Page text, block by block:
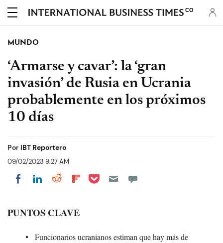
CO
MUNDO
‘Armarse y cavar’: la ‘gran
invasión’ de Rusia en Ucrania
probablemente en los próximos
10 días
Por IBT Reportero
09/02/2023 9:27 AM
Share on Facebook
Share on LinkedIn
Share on Reddit
Share on Flipboard
Share on Pocket
PUNTOS CLAVE
Funcionarios ucranianos estiman que hay más de